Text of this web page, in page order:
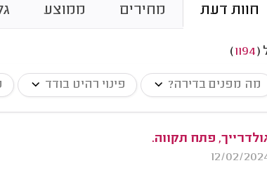
חוות דעת מחירים ממוצע
(
1194
)
מה מפנים בדירה? פינוי רהיט בודד
פתח תקווה.